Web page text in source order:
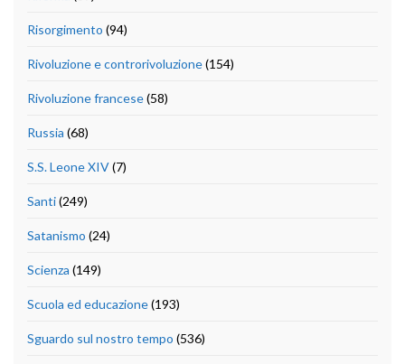
Risorgimento (94)
Rivoluzione e controrivoluzione(154)
Rivoluzione francese(58)
Russia (68)
S.S. Leone XIV(7)
Santi(249)
Satanismo (24)
Scienza (149)
Scuola ed educazione(193)
Sguardo sul nostro tempo (536)